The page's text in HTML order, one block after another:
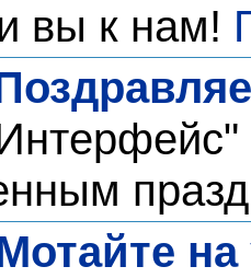
вы к нам!